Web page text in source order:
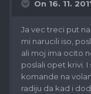
On 16. 11.
Ja vec treci put
mi narucili iso,
ali moj ima ocito
poslali opet krivi.
komande na
radiju da kad i